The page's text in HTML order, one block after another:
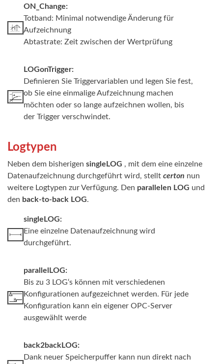
ON_Change:
Totband: Minimal notwendige Änderung für
Aufzeichnung
Abtastrate: Zeit zwischen der Wertprüfung
LOGonTrigger:
Definieren Sie Triggervariablen und legen Sie fest,
ob Sie eine einmalige Aufzeichnung machen
möchten oder so lange aufzeichnen wollen, bis
der Trigger verschwindet.
Logtypen
Neben dem bisherigen singleLOG , mit dem eine einzelne
Datenaufzeichnung durchgeführt wird, stellt certon nun
weitere Logtypen zur Verfügung. Den parallelen LOG und
den back-to-back LOG.
singleLOG:
Eine einzelne Datenaufzeichnung wird
durchgeführt.
parallelLOG:
Bis zu 3 LOG‘s können mit verschiedenen
Konfigurationen aufgezeichnet werden. Für jede
Konfiguration kann ein eigener OPC-Server
ausgewählt werde
back2backLOG:
Dank neuer Speicherpuffer kann nun direkt nach